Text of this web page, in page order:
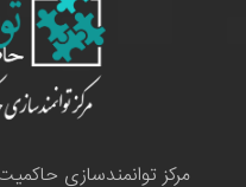
مرکز توانمندسازی